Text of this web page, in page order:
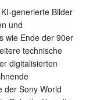
generierte Bilder
und
wie Ende der 90er
technische
digitalisierten
der Sony World